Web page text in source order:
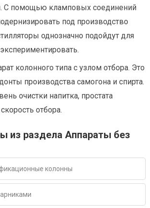
С помощью кламповых соединений
под производство
однозначно подойдут для
колонного типа с узлом отбора. Это
производства самогона и спирта.
очистки напитка, простата
отбора.
из раздела Аппараты без
колонны